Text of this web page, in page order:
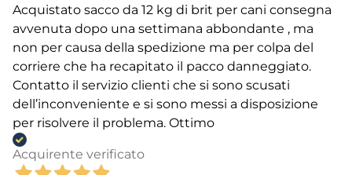
Acquistato sacco da 12 kg di brit per cani consegna
avvenuta dopo una settimana abbondante , ma
non per causa della spedizione ma per colpa del
corriere che ha recapitato il pacco danneggiato.
Contatto il servizio clienti che si sono scusati
dell’inconveniente e si sono messi a disposizione
per risolvere il problema. Ottimo
Acquirente verificato